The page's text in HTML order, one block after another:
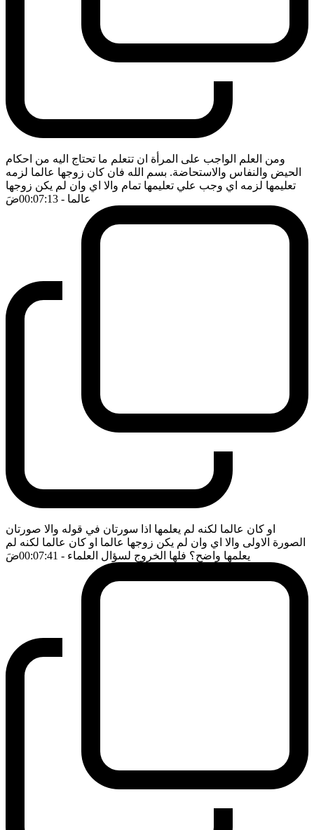
ومن العلم الواجب على المرأة ان تتعلم ما تحتاج اليه من احكام
الحيض والنفاس والاستحاضة. بسم الله فان كان زوجها عالما لزمه
تعليمها لزمه اي وجب علي تعليمها تمام والا اي وان لم يكن زوجها
عالما - 00:07:13 ضَ
او كان عالما لكنه لم يعلمها اذا سورتان في قوله والا صورتان
الصورة الاولى والا اي وان لم يكن زوجها عالما او كان عالما لكنه لم
يعلمها واضح؟ فلها الخروج لسؤال العلماء - 00:07:41 ضَ